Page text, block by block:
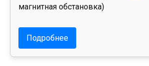
магнитная обстановка)
Подробнее